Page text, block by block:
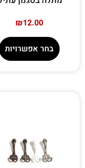
₪12.00
בחר אפשרויות